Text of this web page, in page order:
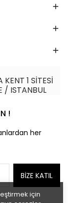
için
1 SİTESİ
/ ISTANBUL
!
her
BİZE KATIL